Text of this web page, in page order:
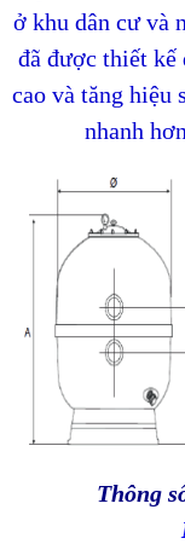
ở khu dân cư và
đã được thiết kế
cao và tăng hiệu
nhanh
Thông